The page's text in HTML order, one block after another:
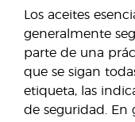
Los aceites
generalmente
parte de una
que se sigan
etiqueta, las
de seguridad. En